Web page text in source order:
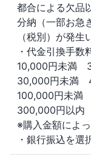
都合による欠品
分納（一部お急
（税別）が発生
・代金引換手数
10,000円未満
30,000円未満
100,000円未満
300,000円以内
※購入金額によ
・銀行振込を